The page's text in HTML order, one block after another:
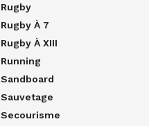
Rugby
Rugby À 7
Rugby À XIII
Running
Sandboard
Sauvetage
Secourisme